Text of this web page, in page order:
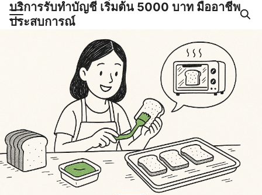
Skipบริการรับทำบัญชี เริ่มต้น 5000 บาท มืออาชีพ
ประสบการณ์
ญชีและภาษีครบวงจร |